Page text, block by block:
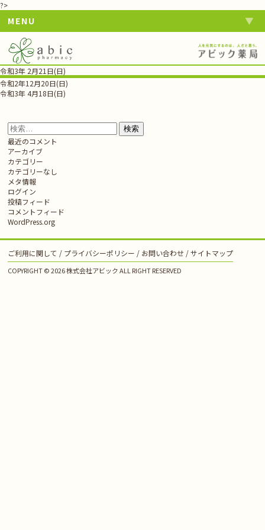
?>
MENU
令和3年 2月21日(日)
投
稿
令和2年12月20日(日)
令和3年 4月18日(日)
検
索:
最近のコメント
アーカイブ
カテゴリー
カテゴリーなし
メタ情報
ログイン
投稿フィード
コメントフィード
WordPress.org
ご利用に関して プライバシーポリシー お問い合わせ サイトマップ
COPYRIGHT © 2026 株式会社アビック ALL RIGHT RESERVED